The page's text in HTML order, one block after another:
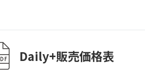
Daily+販売価格表